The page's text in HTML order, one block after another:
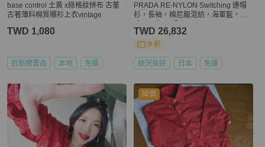
base control 土黃 x綠格紋拼布 古董
古著薄料棉質襯衫上衣vintage
TWD 1,080
近新閒置品 本地 免運
PRADA RE-NYLON Switching 連帽
衫，長袖，棉尼龍混紡，海軍藍，二
TWD 26,832
9 折
狀況良好 日本 免運
降價